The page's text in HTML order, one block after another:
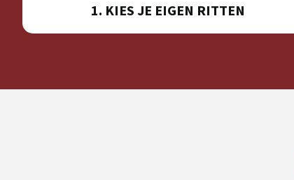
1. KIES JE EIGEN RITTEN